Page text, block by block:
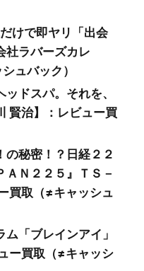
けで即ヤリ「出会
社ラバーズカレ
ュバック）
ドスパ。それを、
賢治】：レビュー買
の秘密！？日経２２
ＡＮ２２５』ＴＳ－
買取（≠キャッシュ
「ブレインアイ」
ー買取（≠キャッシ